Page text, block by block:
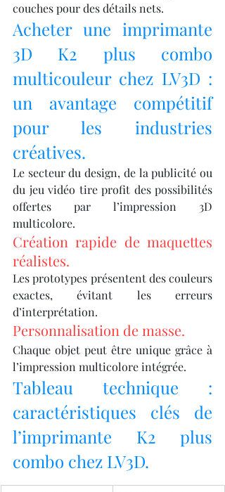
couches pour des détails nets.
Acheter une imprimante
3D K2 plus combo
multicouleur chez LV3D :
un avantage compétitif
pour les industries
créatives.
Le secteur du design, de la publicité ou
du jeu vidéo tire profit des possibilités
offertes par l’impression 3D
multicolore.
Création rapide de maquettes
réalistes.
Les prototypes présentent des couleurs
exactes, évitant les erreurs
d’interprétation.
Personnalisation de masse.
Chaque objet peut être unique grâce à
l’impression multicolore intégrée.
Tableau technique :
caractéristiques clés de
l’imprimante K2 plus
combo chez LV3D.